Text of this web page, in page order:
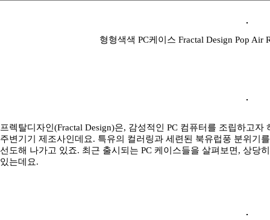
형형색색 PC케이스 Fractal Design Pop Air
프렉탈디자인(Fractal Design)은, 감성적인 PC 컴퓨터를 조립하고
주변기기 제조사인데요. 특유의 컬러링과 세련된 북유럽풍 분위기
선도해 나가고 있죠. 최근 출시되는 PC 케이스들을 살펴보면, 상당
있는데요.